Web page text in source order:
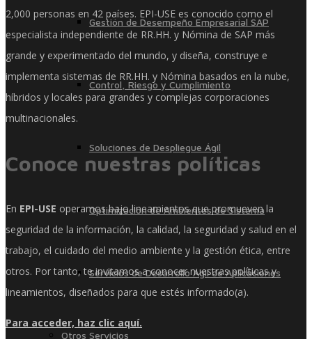
Gestión de Desempeño Empresarial SAP
Control, Riesgo y Cumplimiento
Soluciones de Despliegue Ágil
Optimización de Ambientes de Sistema
Servicios de Desarrollo Ágil de Aplicaciones
Otros Servicios
2,000 personas en 42 países. EPI-USE es conocido como el
especialista independiente de RR.HH. y Nómina de SAP más
grande y experimentado del mundo, y diseña, construye e
implementa sistemas de RR.HH. y Nómina basados ​​en la nube,
híbridos y locales para grandes y complejas corporaciones
multinacionales.
Conoce nuestras políticas
En EPI-USE operamos bajo lineamientos que promueven la
seguridad de la información, la calidad, la seguridad y salud en el
trabajo, el cuidado del medio ambiente y la gestión ética, entre
otros. Por tanto, te invitamos a conocer nuestras políticas y
lineamientos, diseñados para que estés informado(a).
Para acceder, haz clic aquí.